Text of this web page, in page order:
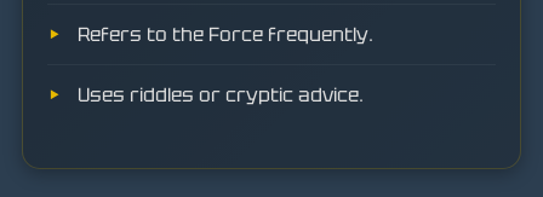
Refers to the Force frequently.
Uses riddles or cryptic advice.